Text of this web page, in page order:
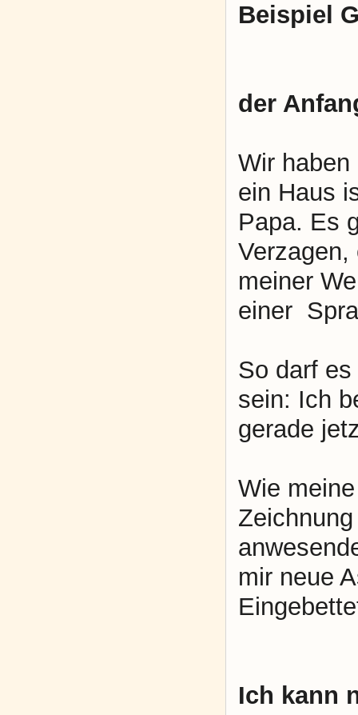
Beispiel
der
Wir
ein Haus
Papa. Es
meiner
einer
So darf
sein: Ich
gerade
Wie
mir neue
Ich kann